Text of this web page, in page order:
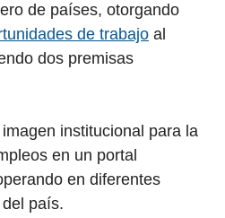
de países, otorgando
de trabajo al
dos premisas
institucional para la
en un portal
en diferentes
país.